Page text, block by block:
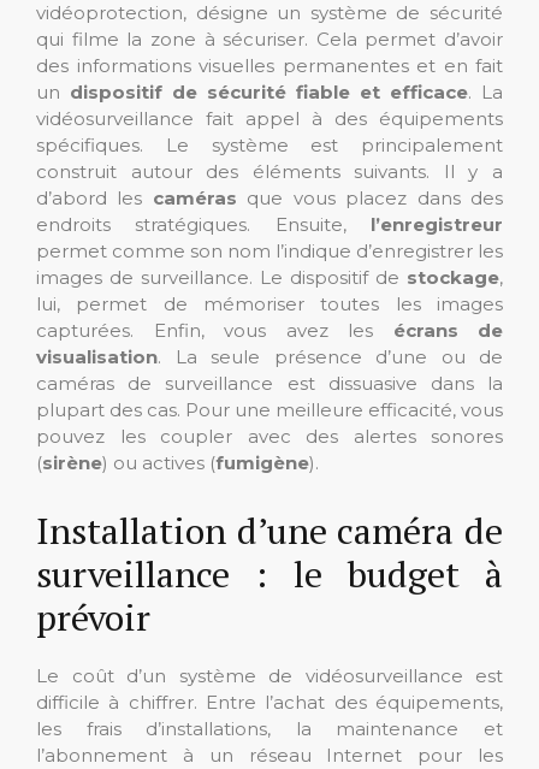
vidéoprotection, désigne un système de sécurité
qui filme la zone à sécuriser. Cela permet d’avoir
des informations visuelles permanentes et en fait
un dispositif de sécurité fiable et efficace. La
vidéosurveillance fait appel à des équipements
spécifiques. Le système est principalement
construit autour des éléments suivants. Il y a
d’abord les caméras que vous placez dans des
endroits stratégiques. Ensuite, l’enregistreur
permet comme son nom l’indique d’enregistrer les
images de surveillance. Le dispositif de stockage,
lui, permet de mémoriser toutes les images
capturées. Enfin, vous avez les écrans de
visualisation. La seule présence d’une ou de
caméras de surveillance est dissuasive dans la
plupart des cas. Pour une meilleure efficacité, vous
pouvez les coupler avec des alertes sonores
(sirène) ou actives (fumigène).
Installation d’une caméra de
surveillance : le budget à
prévoir
Le coût d’un système de vidéosurveillance est
difficile à chiffrer. Entre l’achat des équipements,
les frais d’installations, la maintenance et
l’abonnement à un réseau Internet pour les